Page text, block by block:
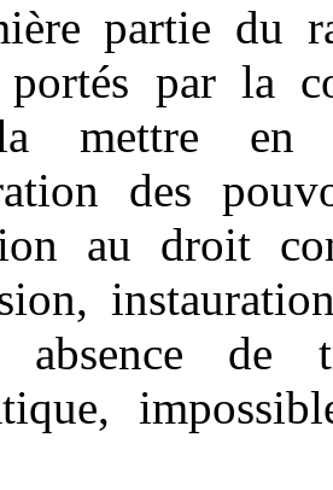
partie du
portés par la
mettre en
des
au droit
absence de